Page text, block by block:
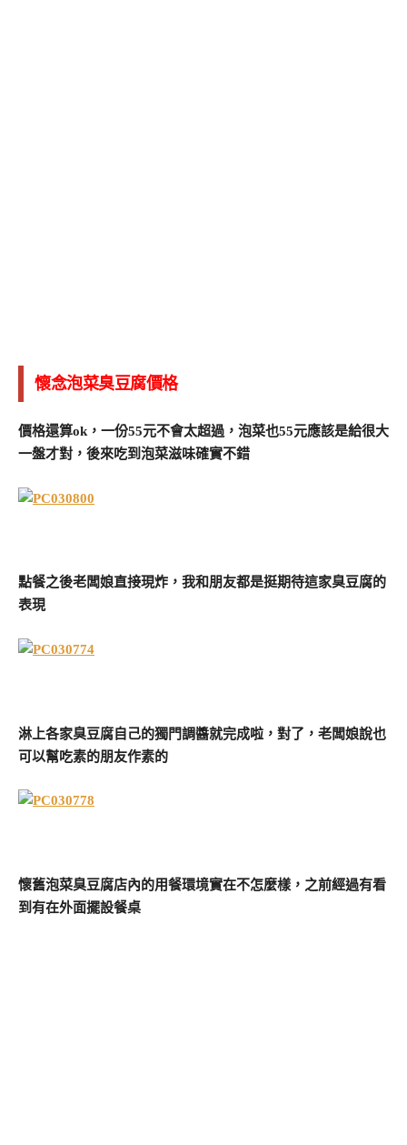
懷念泡菜臭豆腐價格
價格還算ok，一份55元不會太超過，泡菜也55元應該是給很大
一盤才對，後來吃到泡菜滋味確實不錯
點餐之後老闆娘直接現炸，我和朋友都是挺期待這家臭豆腐的
表現
淋上各家臭豆腐自己的獨門調醬就完成啦，對了，老闆娘說也
可以幫吃素的朋友作素的
懷舊泡菜臭豆腐店內的用餐環境實在不怎麼樣，之前經過有看
到有在外面擺設餐桌